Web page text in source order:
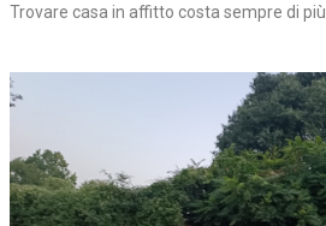
Trovare casa in affitto costa sempre di più